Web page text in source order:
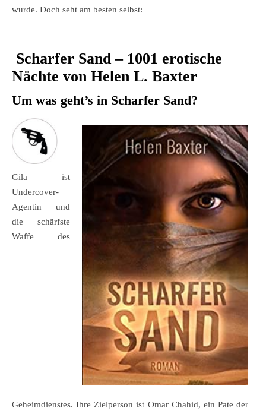
wurde. Doch seht am besten selbst:
Scharfer Sand – 1001 erotische
Nächte von Helen L. Baxter
Um was geht’s in Scharfer Sand?
Gila ist
Undercover-
Agentin und
die schärfste
Waffe des
Geheimdienstes. Ihre Zielperson ist Omar Chahid, ein Pate der